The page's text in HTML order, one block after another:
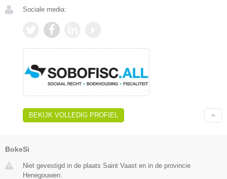
Sociale media:
BEKIJK VOLLEDIG PROFIEL
BokeSi
Niet gevestigd in de plaats Saint Vaast en in de provincie
Henegouwen.